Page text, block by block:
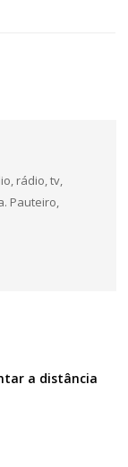
rádio, tv,
Pauteiro,
a distância